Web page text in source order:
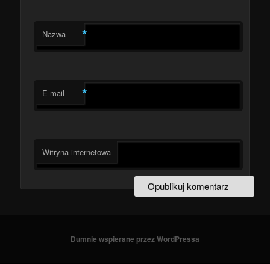
Nazwa *
E-mail *
Witryna internetowa
Dumnie wspierane przez WordPressa